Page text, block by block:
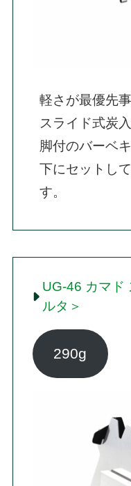
軽さが最優先
スライド式炭
脚付のバーベ
下にセットし
す。
UG-46 カマド
ルタ＞
290g